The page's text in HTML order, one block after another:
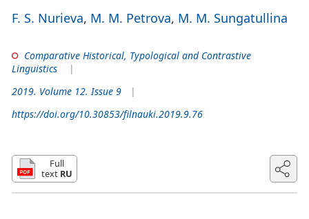
F. S. Nurieva M. M. Petrova M. M. Sungatullina
Comparative Historical, Typological and Contrastive
Linguistics
2019. Volume 12. Issue 9
https://doi.org/10.30853/filnauki.2019.9.76
Full
text RU